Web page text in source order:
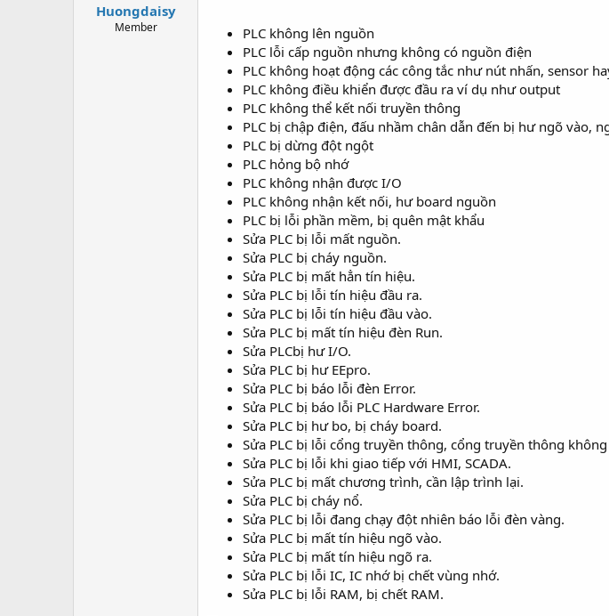
Huongdaisy
Member
PLC không lên nguồn
PLC lỗi cấp nguồn nhưng không có nguồn điện
PLC không hoạt động các công tắc như nút nhấn, sensor
PLC không điều khiển được đầu ra ví dụ như output
PLC không thể kết nối truyền thông
PLC bị chập điện, đấu nhầm chân dẫn đến bị hư ngõ vào,
PLC bị dừng đột ngột
PLC hỏng bộ nhớ
PLC không nhận được I/O
PLC không nhận kết nối, hư board nguồn
PLC bị lỗi phần mềm, bị quên mật khẩu
Sửa PLC bị lỗi mất nguồn.
Sửa PLC bị cháy nguồn.
Sửa PLC bị mất hẳn tín hiệu.
Sửa PLC bị lỗi tín hiệu đầu ra.
Sửa PLC bị lỗi tín hiệu đầu vào.
Sửa PLC bị mất tín hiệu đèn Run.
Sửa PLCbị hư I/O.
Sửa PLC bị hư EEpro.
Sửa PLC bị báo lỗi đèn Error.
Sửa PLC bị báo lỗi PLC Hardware Error.
Sửa PLC bị hư bo, bị cháy board.
Sửa PLC bị lỗi cổng truyền thông, cổng truyền thông
Sửa PLC bị lỗi khi giao tiếp với HMI, SCADA.
Sửa PLC bị mất chương trình, cần lập trình lại.
Sửa PLC bị cháy nổ.
Sửa PLC bị lỗi đang chạy đột nhiên báo lỗi đèn vàng.
Sửa PLC bị mất tín hiệu ngõ vào.
Sửa PLC bị mất tín hiệu ngõ ra.
Sửa PLC bị lỗi IC, IC nhớ bị chết vùng nhớ.
Sửa PLC bị lỗi RAM, bị chết RAM.